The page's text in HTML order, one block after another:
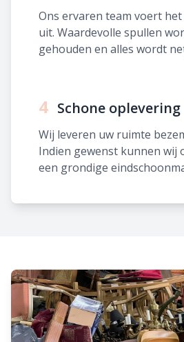
Ons ervaren team voert
uit. Waardevolle spullen
gehouden en alles wordt
4 Schone oplevering
Wij leveren uw ruimte
Indien gewenst kunnen wij
een grondige